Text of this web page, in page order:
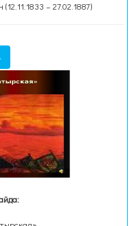
– 27.02.1887)